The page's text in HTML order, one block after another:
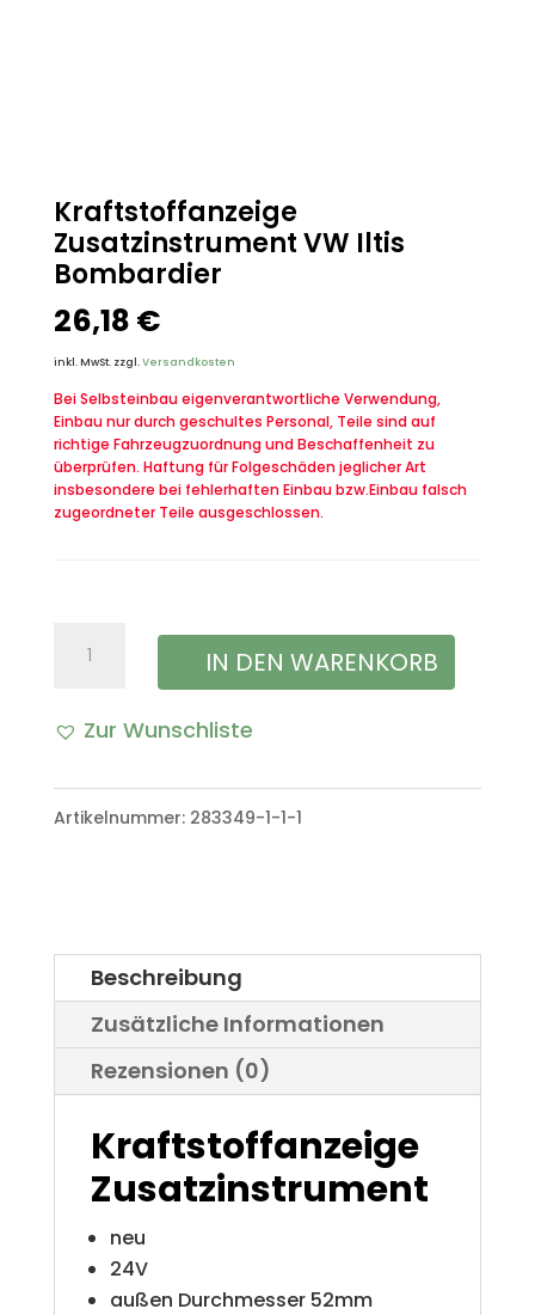
Kraftstoffanzeige
Zusatzinstrument VW Iltis
Bombardier
26,18 €
inkl. MwSt. zzgl.Versandkosten
Bei Selbsteinbau eigenverantwortliche Verwendung,
Einbau nur durch geschultes Personal, Teile sind auf
richtige Fahrzeugzuordnung und Beschaffenheit zu
überprüfen. Haftung für Folgeschäden jeglicher Art
insbesondere bei fehlerhaften Einbau bzw.Einbau falsch
zugeordneter Teile ausgeschlossen.
Kraftstoffanzeige
Zusatzinstrument
VW
Bombardier
IN DEN WARENKORB
Zur Wunschliste
Artikelnummer: 283349-1-1-1
Beschreibung
Zusätzliche Informationen
Rezensionen (0)
Kraftstoffanzeige
Zusatzinstrument
neu
24V
außen Durchmesser 52mm